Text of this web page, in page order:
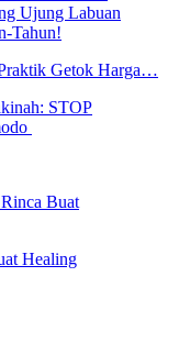
Getok Harga…
Healing